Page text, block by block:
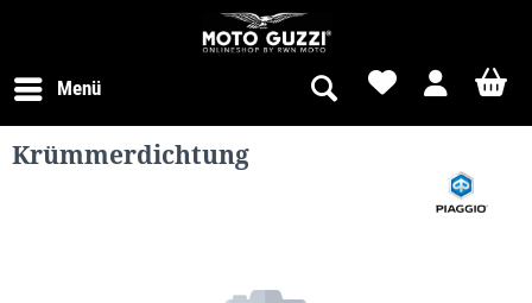
Menü
Krümmerdichtung